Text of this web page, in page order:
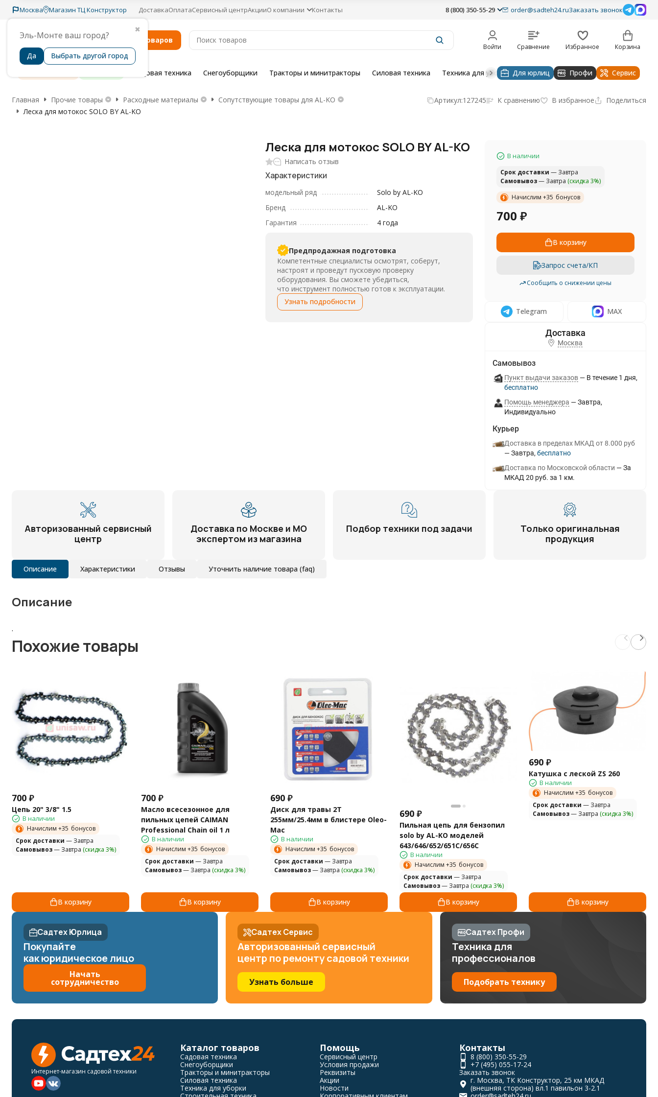
Москва
✖
Эль-Монте ваш город?
Да Выбрать другой город
Магазин ТЦ Конструктор ДоставкаОплатаСервисный центрАкцииО компании Контакты 8 (800) 350-55-29 order@sadteh24.ruЗаказать звонок
Каталог товаров
Войти Сравнение Избранное Корзина
Садовая техника Снегоуборщики Тракторы и минитракторы Силовая техника Техника для уборки Строительная техника
Для юрлиц Профи Сервис
Главная Прочие товары Расходные материалы
Сопутствующие товары для AL-KO
Леска для мотокос SOLO BY AL-KO
Артикул:127245 К сравнению В избранное Поделиться
Леска для мотокос SOLO BY AL-KO
Написать отзыв
Характеристики
модельный ряд
Solo by AL-KO
Бренд
AL-KO
Гарантия
4 года
Предпродажная подготовка
Компетентные специалисты осмотрят, соберут,
настроят и проведут пусковую проверку
оборудования. Вы сможете убедиться,
что инструмент полностью готов к эксплуатации.
Узнать подробности
В наличии
Cрок доставки — Завтра
Самовывоз— Завтра (скидка 3%)
Начислим +35 бонусов
700 ₽
В корзину
Запрос счета/КП
Сообщить о снижении цены
Telegram MAX
Москва
Самовывоз
Пункт выдачи заказов В течение 1 дня
Бесплатно
Помощь менеджера
Завтра
Индивидуально
Курьер
Доставка в пределах МКАД от 8.000 руб
Завтра
Бесплатно
Доставка по Московской области
За
МКАД 20 руб. за 1 км.
Авторизованный сервисный
центр
Доставка по Москве и МО
экспертом из магазина
Подбор техники под задачи
Только оригинальная
продукция
Описание Характеристики Отзывы Уточнить наличие товара (faq)
Описание
.
Похожие товары
700 ₽
Цепь 20" 3/8" 1.5
В наличии
Начислим +35 бонусов
Cрок доставки — Завтра
Самовывоз— Завтра (скидка 3%)
В корзину
700 ₽
Масло всесезонное для
пильных цепей CAIMAN
Professional Chain oil 1 л
В наличии
Начислим +35 бонусов
Cрок доставки — Завтра
Самовывоз— Завтра (скидка 3%)
В корзину
690 ₽
Диск для травы 2T
255мм/25.4мм в блистере Oleo-
Mac
В наличии
Начислим +35 бонусов
Cрок доставки — Завтра
Самовывоз— Завтра (скидка 3%)
В корзину
690 ₽
Пильная цепь для бензопил
solo by AL-KO моделей
643/646/652/651C/656C
В наличии
Начислим +35 бонусов
Cрок доставки — Завтра
Самовывоз— Завтра (скидка 3%)
В корзину
690 ₽
Катушка с леской ZS 260
В наличии
Начислим +35 бонусов
Cрок доставки — Завтра
Самовывоз— Завтра (скидка 3%)
В корзину
Садтех Юрлица
Покупайте
как юридическое лицо
Начать
сотрудничество
Садтех Сервис
Авторизованный сервисный
центр по ремонту садовой техники
Узнать больше
Садтех Профи
Техника для
профессионалов
Подобрать технику
Интернет-магазин садовой техники
Каталог товаров
Садовая техника
Снегоуборщики
Тракторы и минитракторы
Силовая техника
Техника для уборки
Помощь
Сервисный центр
Условия продажи
Реквизиты
Акции
Новости
Контакты
8 (800) 350-55-29
+7 (495) 055-17-24
Заказать звонок
г. Москва, ТК Конструктор, 25 км МКАД
(внешняя сторона) вл.1 павильон 3-2.1